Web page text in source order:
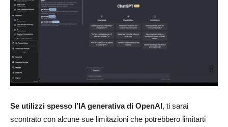
Se utilizzi spesso l’IA generativa di OpenAI, ti sarai
scontrato con alcune sue limitazioni che potrebbero limitarti